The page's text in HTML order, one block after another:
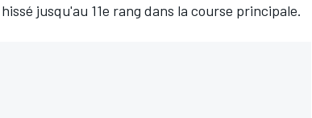
jusqu'au 11e rang dans la course principale.